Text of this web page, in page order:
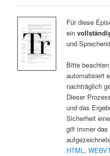
Für diese
ein
und
Bitte
automatisiert
nachträglich
Dieser
und das
Sicherheit
gilt immer das
HTML,